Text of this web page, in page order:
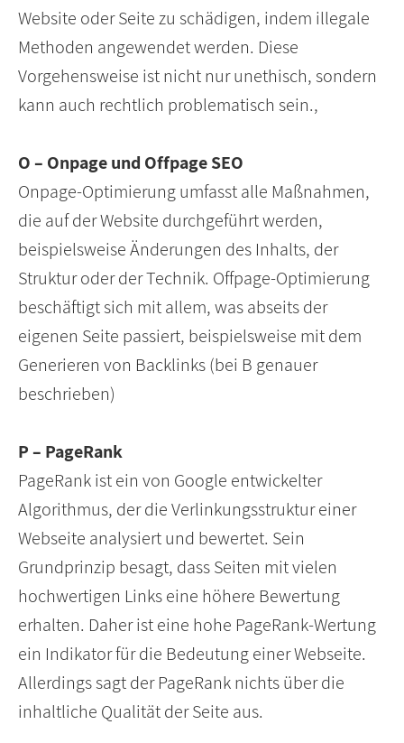
Website oder Seite zu schädigen, indem illegale
Methoden angewendet werden. Diese
Vorgehensweise ist nicht nur unethisch, sondern
kann auch rechtlich problematisch sein.,
O – Onpage und Offpage SEO
Onpage-Optimierung umfasst alle Maßnahmen,
die auf der Website durchgeführt werden,
beispielsweise Änderungen des Inhalts, der
Struktur oder der Technik. Offpage-Optimierung
beschäftigt sich mit allem, was abseits der
eigenen Seite passiert, beispielsweise mit dem
Generieren von Backlinks (bei B genauer
beschrieben)
P – PageRank
PageRank ist ein von Google entwickelter
Algorithmus, der die Verlinkungsstruktur einer
Webseite analysiert und bewertet. Sein
Grundprinzip besagt, dass Seiten mit vielen
hochwertigen Links eine höhere Bewertung
erhalten. Daher ist eine hohe PageRank-Wertung
ein Indikator für die Bedeutung einer Webseite.
Allerdings sagt der PageRank nichts über die
inhaltliche Qualität der Seite aus.